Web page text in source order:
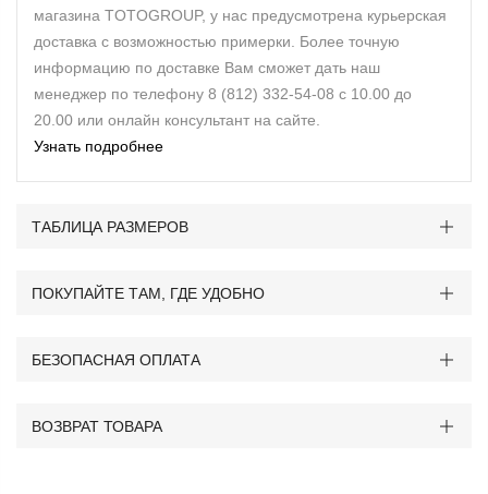
магазина TOTOGROUP, у нас предусмотрена курьерская
доставка с возможностью примерки. Более точную
информацию по доставке Вам сможет дать наш
менеджер по телефону 8 (812) 332-54-08 с 10.00 до
20.00 или онлайн консультант на сайте.
Узнать подробнее
ТАБЛИЦА РАЗМЕРОВ
ПОКУПАЙТЕ ТАМ, ГДЕ УДОБНО
БЕЗОПАСНАЯ ОПЛАТА
ВОЗВРАТ ТОВАРА